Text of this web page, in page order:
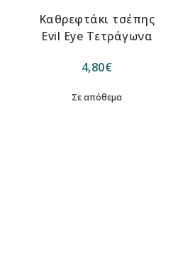
Καθρεφτάκι τσέπης
Evil Eye Τετράγωνα
4,80€
Σε απόθεμα